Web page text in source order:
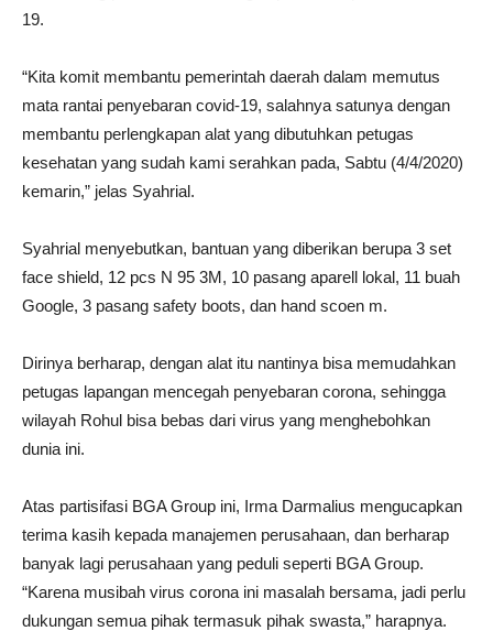
19.
“Kita komit membantu pemerintah daerah dalam memutus
mata rantai penyebaran covid-19, salahnya satunya dengan
membantu perlengkapan alat yang dibutuhkan petugas
kesehatan yang sudah kami serahkan pada, Sabtu (4/4/2020)
kemarin,” jelas Syahrial.
Syahrial menyebutkan, bantuan yang diberikan berupa 3 set
face shield, 12 pcs N 95 3M, 10 pasang aparell lokal, 11 buah
Google, 3 pasang safety boots, dan hand scoen m.
Dirinya berharap, dengan alat itu nantinya bisa memudahkan
petugas lapangan mencegah penyebaran corona, sehingga
wilayah Rohul bisa bebas dari virus yang menghebohkan
dunia ini.
Atas partisifasi BGA Group ini, Irma Darmalius mengucapkan
terima kasih kepada manajemen perusahaan, dan berharap
banyak lagi perusahaan yang peduli seperti BGA Group.
“Karena musibah virus corona ini masalah bersama, jadi perlu
dukungan semua pihak termasuk pihak swasta,” harapnya.